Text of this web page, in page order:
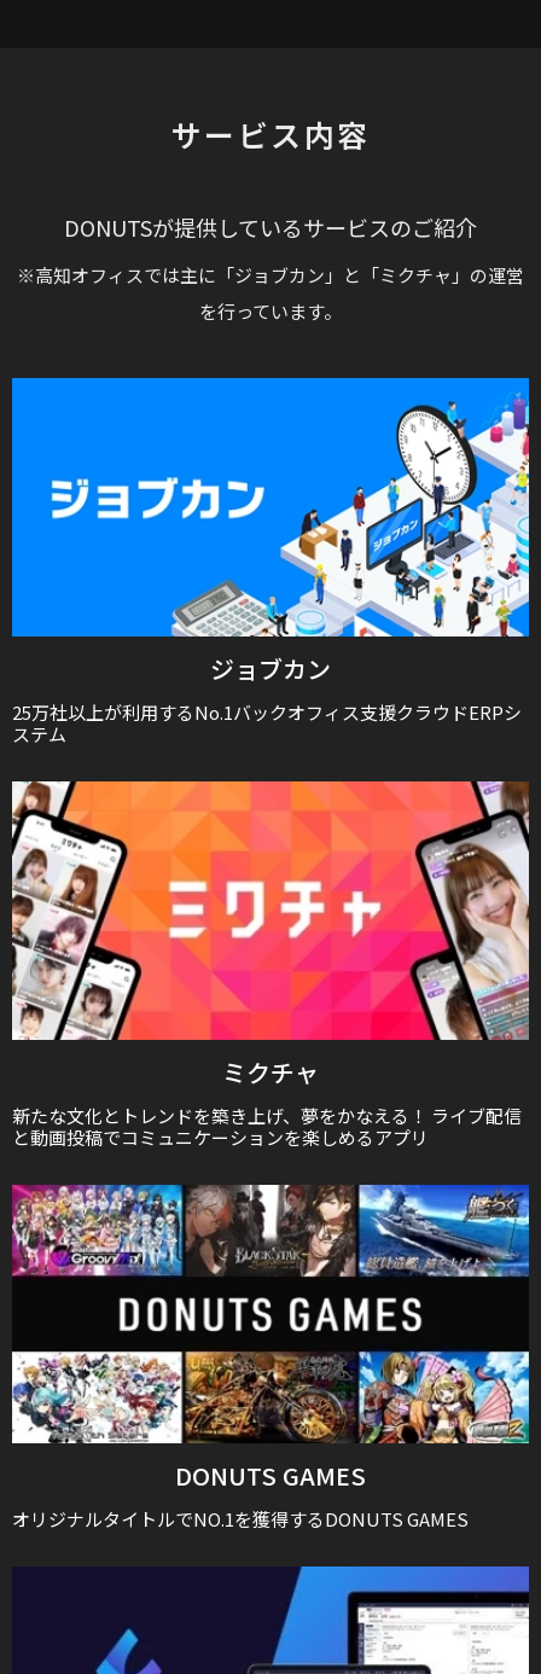
サービス内容
DONUTSが提供しているサービスのご紹介
※高知オフィスでは主に「ジョブカン」と「ミクチャ」の運営
を行っています。
ジョブカン
25万社以上が利用するNo.1バックオフィス支援クラウドERPシ
ステム
ミクチャ
新たな文化とトレンドを築き上げ、夢をかなえる！ ライブ配信
と動画投稿でコミュニケーションを楽しめるアプリ
DONUTS GAMES
オリジナルタイトルでNO.1を獲得するDONUTS GAMES